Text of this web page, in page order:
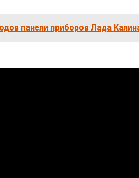
панели приборов Лада